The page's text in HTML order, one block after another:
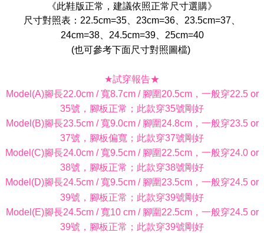
《此鞋版正常，建議依照正常尺寸選購》
尺寸對照表：22.5cm=35、23cm=36、23.5cm=37、
24cm=38、24.5cm=39、25cm=40
(也可參考下面尺寸對照圖檔)
★試穿報告★
Model(A)腳長22.0cm / 寬8.7cm / 腳圍20.5cm，一般穿22.5 or
35號，腳板正常；此款穿35號剛好
Model(B)腳長23.5cm / 寬9.0cm / 腳圍24.8cm，一般穿23.5 or
37號，腳板偏寬；此款穿37號剛好
Model(C)腳長24.0cm / 寬9.5cm / 腳圍22.5cm，一般穿24.0 or
38號，腳板正常；此款穿38號剛好
Model(D)腳長24.5cm / 寬9.5cm / 腳圍23.5cm，一般穿24.5 or
39號，腳板正常；此款穿39號剛好
Model(E)腳長24.5cm / 寬10 cm / 腳圍22.5cm，一般穿24.5 or
39號，腳板正常；此款穿39號剛好